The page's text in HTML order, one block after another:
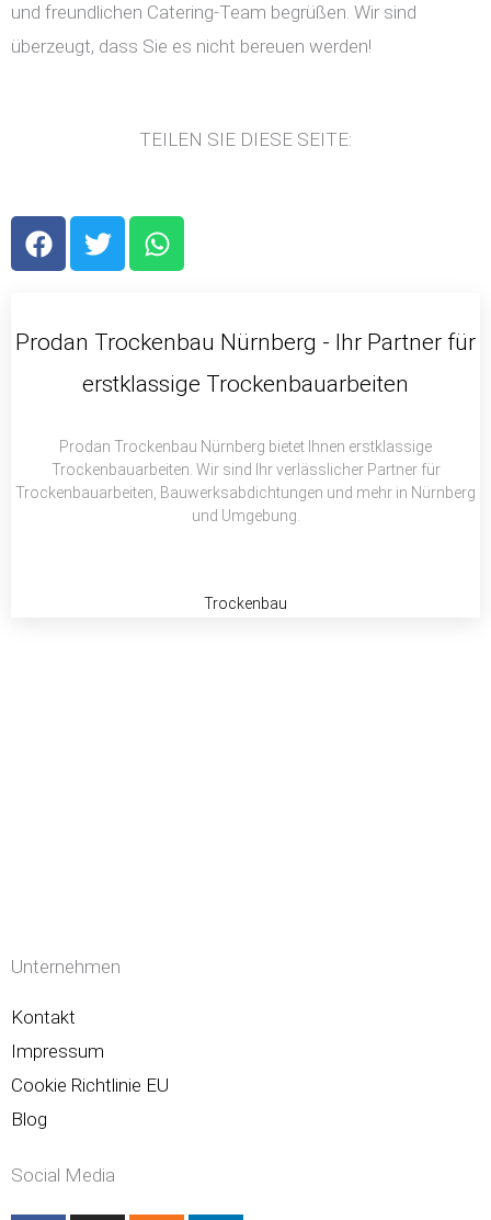
und freundlichen Catering-Team begrüßen. Wir sind
überzeugt, dass Sie es nicht bereuen werden!
TEILEN SIE DIESE SEITE:
F
a
b
T
w
t
r
W
h
s
p
Prodan Trockenbau Nürnberg - Ihr Partner für
erstklassige Trockenbauarbeiten
Prodan Trockenbau Nürnberg bietet Ihnen erstklassige
Trockenbauarbeiten. Wir sind Ihr verlässlicher Partner für
Trockenbauarbeiten, Bauwerksabdichtungen und mehr in Nürnberg
und Umgebung.
Trockenbau
Unternehmen
Kontakt
Impressum
Cookie Richtlinie EU
Blog
Social Media